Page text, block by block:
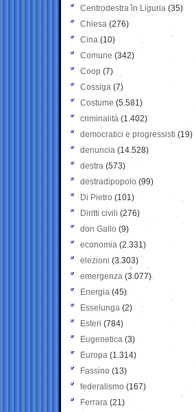
Centrodestra in Liguria (35)
Chiesa (276)
Cina (10)
Comune (342)
Coop (7)
Cossiga (7)
Costume (5.581)
criminalità (1.402)
democratici e progressisti (19)
denuncia (14.528)
destra (573)
destradipopolo (99)
Di Pietro (101)
Diritti civili (276)
don Gallo (9)
economia (2.331)
elezioni (3.303)
emergenza (3.077)
Energia (45)
Esselunga (2)
Esteri (784)
Eugenetica (3)
Europa (1.314)
Fassino (13)
federalismo (167)
Ferrara (21)